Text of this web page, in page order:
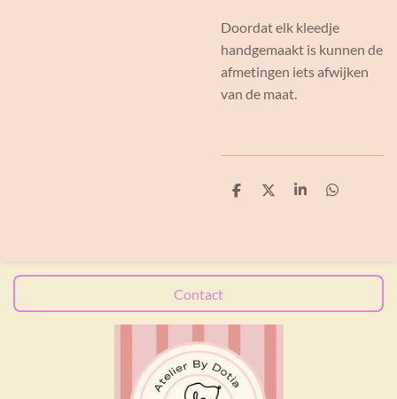
Doordat elk kleedje
handgemaakt is kunnen de
afmetingen iets afwijken
van de maat.
D
D
S
D
Contact